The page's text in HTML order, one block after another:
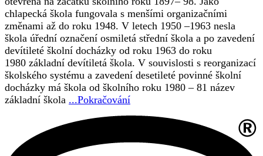
chlapecká škola fungovala s menšími organizačními
změnami až do roku 1948. V letech 1950 –1963 nesla
škola úřední označení osmiletá střední škola a po zavedení
devítileté školní docházky od roku 1963 do roku
1980 základní devítiletá škola. V souvislosti s reorganizací
školského systému a zavedení desetileté povinné školní
docházky má škola od školního roku 1980 – 81 název
základní škola ...Pokračování